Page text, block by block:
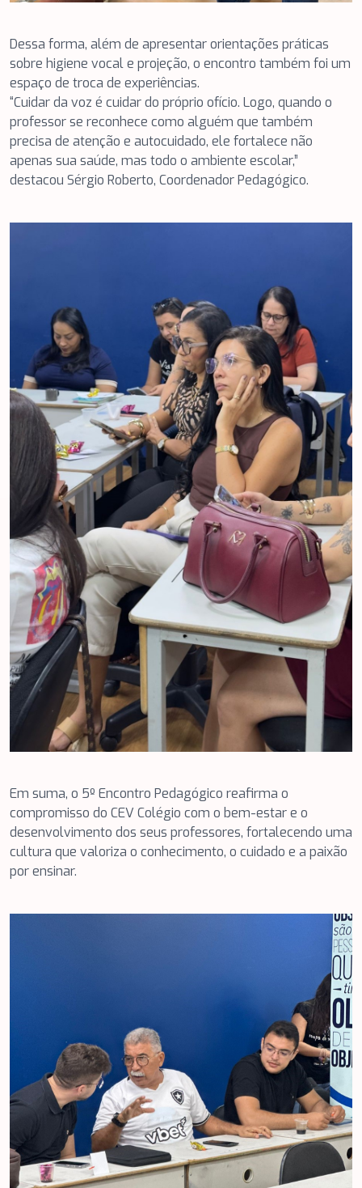
Dessa forma, além de apresentar orientações práticas
sobre higiene vocal e projeção, o encontro também foi um
espaço de troca de experiências.
“Cuidar da voz é cuidar do próprio ofício. Logo, quando o
professor se reconhece como alguém que também
precisa de atenção e autocuidado, ele fortalece não
apenas sua saúde, mas todo o ambiente escolar,”
destacou Sérgio Roberto, Coordenador Pedagógico.
Em suma, o 5º Encontro Pedagógico reafirma o
compromisso do CEV Colégio com o bem-estar e o
desenvolvimento dos seus professores, fortalecendo uma
cultura que valoriza o conhecimento, o cuidado e a paixão
por ensinar.